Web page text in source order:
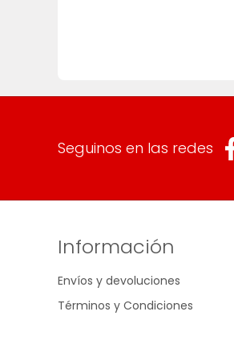
Seguinos en las redes
Información
Envíos y devoluciones
Términos y Condiciones